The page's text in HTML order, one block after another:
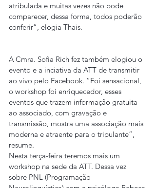
atribulada e muitas vezes não pode
comparecer, dessa forma, todos poderão
conferir”, elogia Thais.
A Cmra. Sofia Rich fez também elogiou o
evento e a inciativa da ATT de transmitir
ao vivo pelo Facebook. “Foi sensacional,
o workshop foi enriquecedor, esses
eventos que trazem informação gratuita
ao associado, com gravação e
transmissão, mostra uma associação mais
moderna e atraente para o tripulante”,
resume.
Nesta terça-feira teremos mais um
workshop na sede da ATT. Dessa vez
sobre PNL (Programação